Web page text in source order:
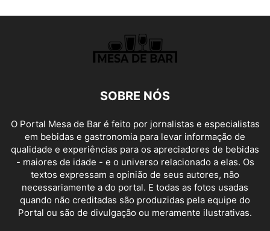
SOBRE NÓS
O Portal Mesa de Bar é feito por jornalistas e especialistas
em bebidas e gastronomia para levar informação de
qualidade e experiências para os apreciadores de bebidas
- maiores de idade - e o universo relacionado a elas. Os
textos expressam a opinião de seus autores, não
necessariamente a do portal. E todas as fotos usadas
quando não creditadas são produzidas pela equipe do
Portal ou são de divulgação ou meramente ilustrativas.